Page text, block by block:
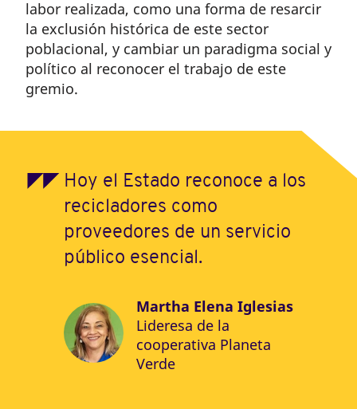
labor realizada, como una forma de resarcir
la exclusión histórica de este sector
poblacional, y cambiar un paradigma social y
político al reconocer el trabajo de este
gremio.
Hoy el Estado reconoce a los
recicladores como
proveedores de un servicio
público esencial.
Martha Elena Iglesias
Lideresa de la
cooperativa Planeta
Verde